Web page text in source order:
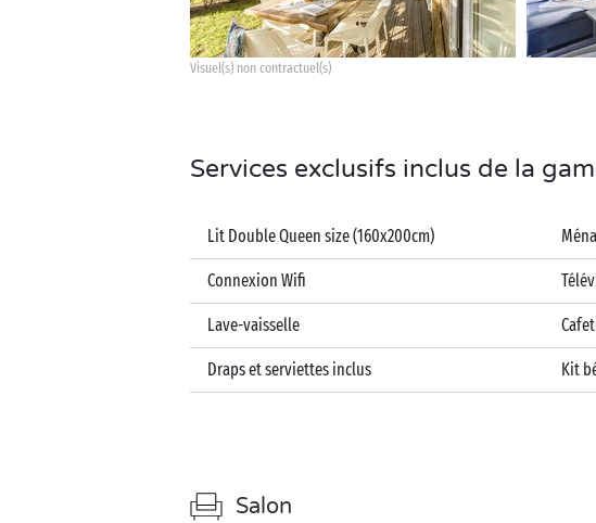
Visuel(s) non contractuel(s)
Services exclusifs inclus de la
Lit Double Queen size (160x200cm)
Connexion Wifi
Lave-vaisselle
Draps et serviettes inclus Kit
Salon